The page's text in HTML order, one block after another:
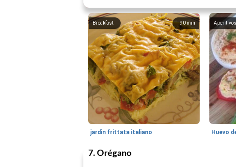
90min
Breakfast
jardin frittata italiano
7. Orégano